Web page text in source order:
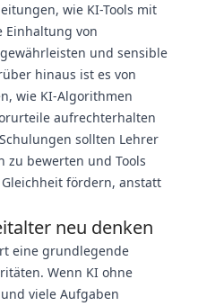
wie KI-Tools mit
Einhaltung von
und sensible
hinaus ist es von
wie KI-Algorithmen
aufrechterhalten
sollten Lehrer
zu bewerten und Tools
fördern, anstatt
neu denken
eine grundlegende
Wenn KI ohne
viele Aufgaben